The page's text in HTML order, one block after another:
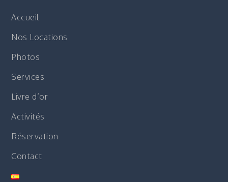
Accueil
Nos Locations
Photos
Services
Livre d’or
Activités
Réservation
Contact